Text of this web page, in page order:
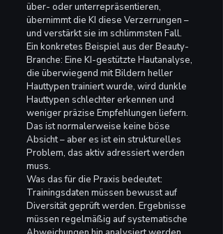
über- oder unterrepräsentieren,
übernimmt die KI diese Verzerrungen –
und verstärkt sie im schlimmsten Fall.
Ein konkretes Beispiel aus der Beauty-
Branche: Eine KI-gestützte Hautanalyse,
die überwiegend mit Bildern heller
Hauttypen trainiert wurde, wird dunkle
Hauttypen schlechter erkennen und
weniger präzise Empfehlungen liefern.
Das ist normalerweise keine böse
Absicht – aber es ist ein strukturelles
Problem, das aktiv adressiert werden
muss.
Was das für die Praxis bedeutet:
Trainingsdaten müssen bewusst auf
Diversität geprüft werden. Ergebnisse
müssen regelmäßig auf systematische